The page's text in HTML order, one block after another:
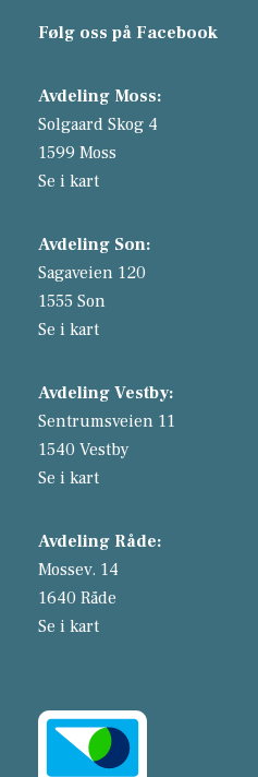
Følg oss på Facebook
Avdeling Moss:
Solgaard Skog 4
1599 Moss
Se i kart
Avdeling Son:
Sagaveien 120
1555 Son
Se i kart
Avdeling Vestby:
Sentrumsveien 11
1540 Vestby
Se i kart
Avdeling Råde:
Mossev. 14
1640 Råde
Se i kart